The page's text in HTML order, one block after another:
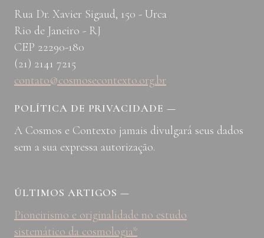
Rua Dr. Xavier Sigaud, 150 - Urca
Rio de Janeiro - RJ
CEP 22290-180
(21) 2141 7215
contato@cosmosecontexto.org.br
POLÍTICA DE PRIVACIDADE—
A Cosmos e Contexto jamais divulgará seus dados
sem a sua expressa autorização.
ÚLTIMOS ARTIGOS—
Pioneirismo e originalidade no estudo
sistemático da cosmologia*